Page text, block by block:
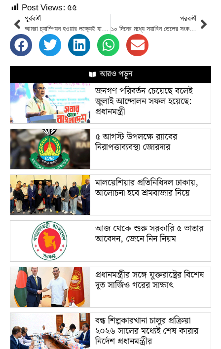
Post Views: ৫৫
পূর্ববর্তী পরবর্তী
১০ দিনের মধ্যে সয়াবিন তেলের সংকট কাটবে : বাণিজ্য উপদেষ্টা
আরও পড়ুন
জনগণ পরিবর্তন চেয়েছে বলেই
জুলাই আন্দোলন সফল হয়েছে:
প্রধানমন্ত্রী
৫ আগস্ট উপলক্ষে র‌্যাবের
নিরাপত্তাব্যবস্থা জোরদার
মালয়েশিয়ার প্রতিনিধিদল ঢাকায়,
আলোচনা হবে শ্রমবাজার নিয়ে
আজ থেকে শুরু সরকারি ৫ ভাতার
আবেদন, জেনে নিন নিয়ম
প্রধানমন্ত্রীর সঙ্গে যুক্তরাষ্ট্রের বিশেষ
দূত সার্জিও গরের সাক্ষাৎ
বন্ধ শিল্পকারখানা চালুর প্রক্রিয়া
২০২৬ সালের মধ্যেই শেষ কারার
নির্দেশ প্রধানমন্ত্রীর